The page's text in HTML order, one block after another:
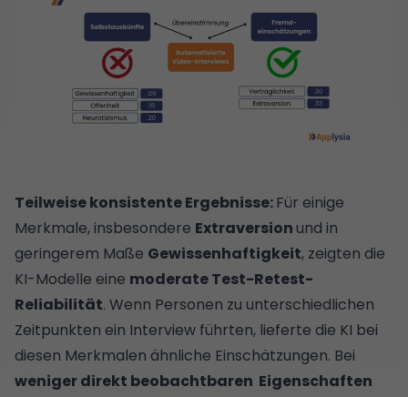
Teilweise konsistente Ergebnisse:Für einige
Merkmale, insbesondere Extraversionund in
geringerem Maße Gewissenhaftigkeit, zeigten die
KI-Modelle eine moderate Test-Retest-
Reliabilität. Wenn Personen zu unterschiedlichen
Zeitpunkten ein Interview führten, lieferte die KI bei
diesen Merkmalen ähnliche Einschätzungen. Bei
weniger direkt beobachtbaren Eigenschaften